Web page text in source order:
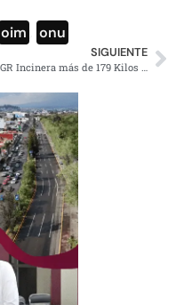
oim onu
SIGUIENTE